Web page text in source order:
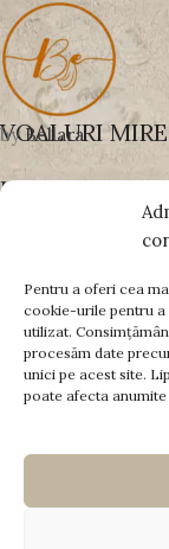
Pentru a oferi cea
cookie-urile pentru
utilizat.
procesăm date
unici pe acest site.
poate afecta
VOALURI
byBellara
UN VOAL BINE
PLĂȚI
DATE FISCALE
Termeni și